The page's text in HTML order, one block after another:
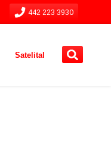
442 223 3930
Satelital